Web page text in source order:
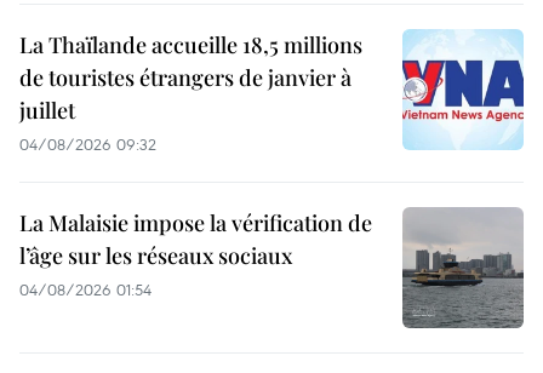
La Thaïlande accueille 18,5 millions
de touristes étrangers de janvier à
juillet
04/08/2026 09:32
La Malaisie impose la vérification de
l’âge sur les réseaux sociaux
04/08/2026 01:54